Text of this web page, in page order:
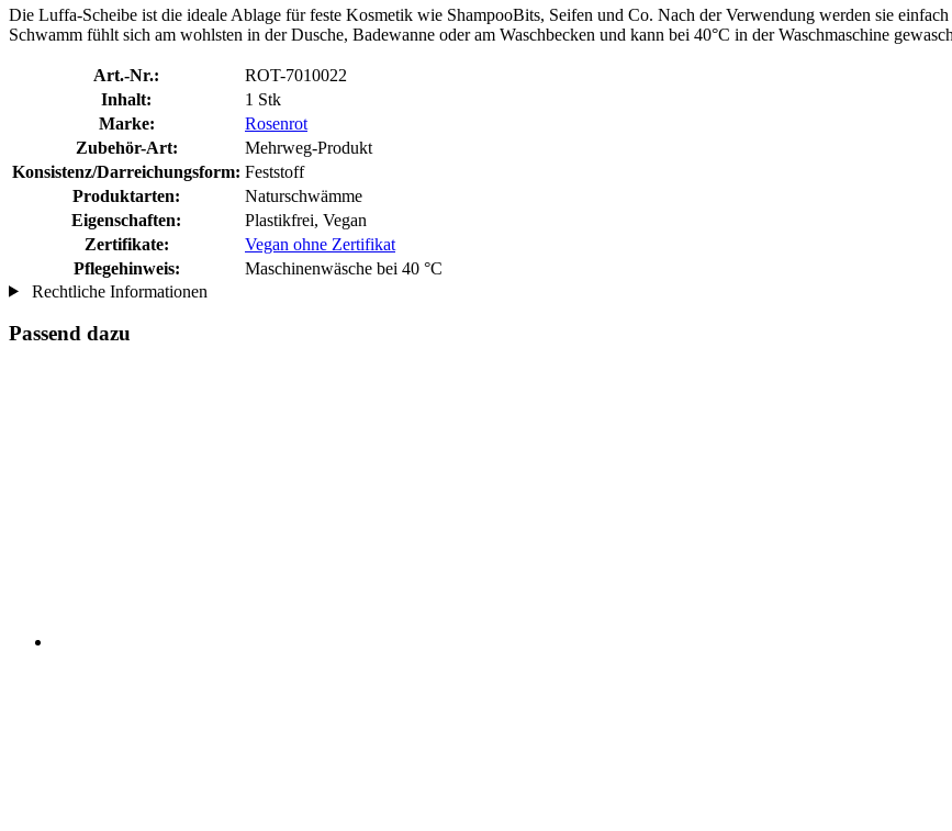
Die Luffa-Scheibe ist die ideale Ablage für feste Kosmetik wie ShampooBits, Seifen und Co. Nach der Verwendung werden sie
Schwamm fühlt sich am wohlsten in der Dusche, Badewanne oder am Waschbecken und kann bei 40°C in der Waschmaschine
Art.-Nr.:
ROT-7010022
Inhalt:
1 Stk
Marke:
Rosenrot
Zubehör-Art:
Mehrweg-Produkt
Konsistenz/Darreichungsform: Feststoff
Produktarten:
Naturschwämme
Eigenschaften:
Plastikfrei, Vegan
Zertifikate:
Vegan ohne Zertifikat
Pflegehinweis:
Maschinenwäsche bei 40 °C
Rechtliche Informationen
Passend dazu